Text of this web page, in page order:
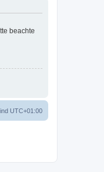
beachte
UTC+01:00